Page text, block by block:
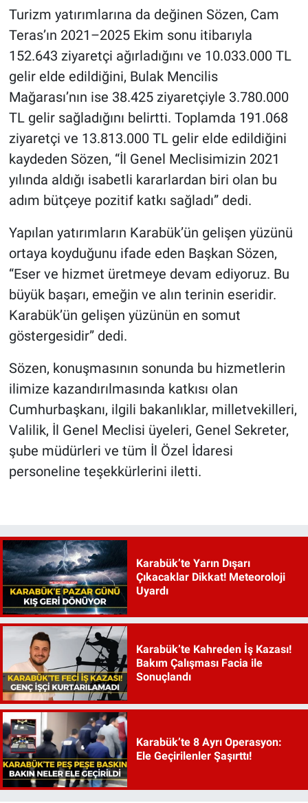
Turizm yatırımlarına da değinen Sözen, Cam
Teras’ın 2021–2025 Ekim sonu itibarıyla
152.643 ziyaretçi ağırladığını ve 10.033.000 TL
gelir elde edildiğini, Bulak Mencilis
Mağarası’nın ise 38.425 ziyaretçiyle 3.780.000
TL gelir sağladığını belirtti. Toplamda 191.068
ziyaretçi ve 13.813.000 TL gelir elde edildiğini
kaydeden Sözen, “İl Genel Meclisimizin 2021
yılında aldığı isabetli kararlardan biri olan bu
adım bütçeye pozitif katkı sağladı” dedi.
Yapılan yatırımların Karabük’ün gelişen yüzünü
ortaya koyduğunu ifade eden Başkan Sözen,
“Eser ve hizmet üretmeye devam ediyoruz. Bu
büyük başarı, emeğin ve alın terinin eseridir.
Karabük’ün gelişen yüzünün en somut
göstergesidir” dedi.
Sözen, konuşmasının sonunda bu hizmetlerin
ilimize kazandırılmasında katkısı olan
Cumhurbaşkanı, ilgili bakanlıklar, milletvekilleri,
Valilik, İl Genel Meclisi üyeleri, Genel Sekreter,
şube müdürleri ve tüm İl Özel İdaresi
personeline teşekkürlerini iletti.
Karabük’te Yarın Dışarı
Çıkacaklar Dikkat! Meteoroloji
Uyardı
Karabük’te Kahreden İş Kazası!
Bakım Çalışması Facia ile
Sonuçlandı
Karabük’te 8 Ayrı Operasyon:
Ele Geçirilenler Şaşırttı!